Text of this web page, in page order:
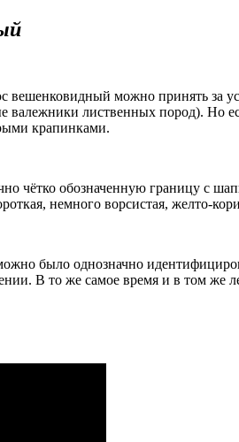
вешенковидный можно принять за
валежники лиственных пород). Но
крапинками.
чётко обозначенную границу с
немного ворсистая, желто-
было однозначно
В то же самое время и в том же